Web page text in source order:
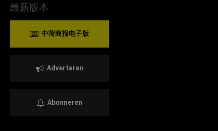
最新版本
中荷商报电子版
Adverteren
Abonneren